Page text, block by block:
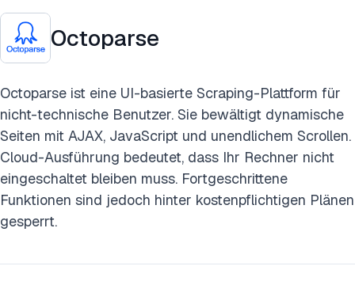
Octoparse
Octoparse ist eine UI-basierte Scraping-Plattform für
nicht-technische Benutzer. Sie bewältigt dynamische
Seiten mit AJAX, JavaScript und unendlichem Scrollen.
Cloud-Ausführung bedeutet, dass Ihr Rechner nicht
eingeschaltet bleiben muss. Fortgeschrittene
Funktionen sind jedoch hinter kostenpflichtigen Plänen
gesperrt.